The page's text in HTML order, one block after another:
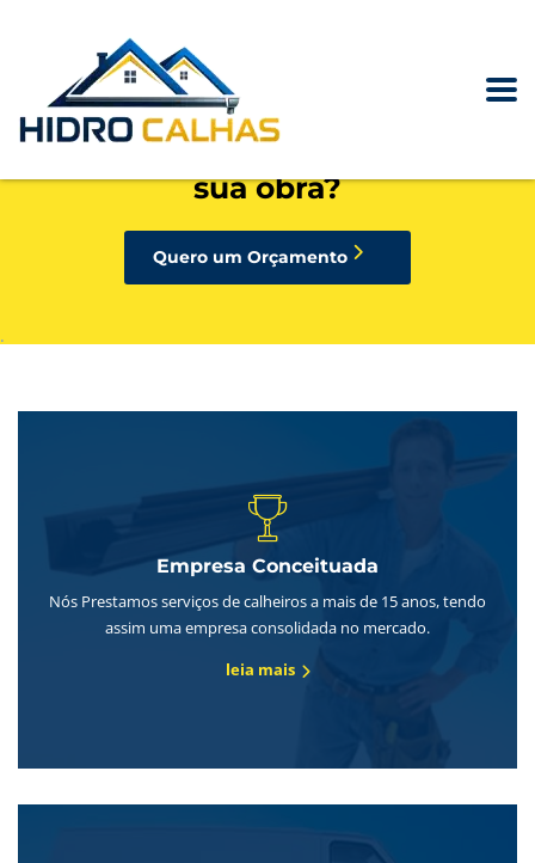
precisando de calhas, rufos,
pingadeiras ou condutores para
sua obra?
Quero um Orçamento
.
Empresa Conceituada
Nós Prestamos serviços de calheiros a mais de 15 anos, tendo
assim uma empresa consolidada no mercado.
leia mais